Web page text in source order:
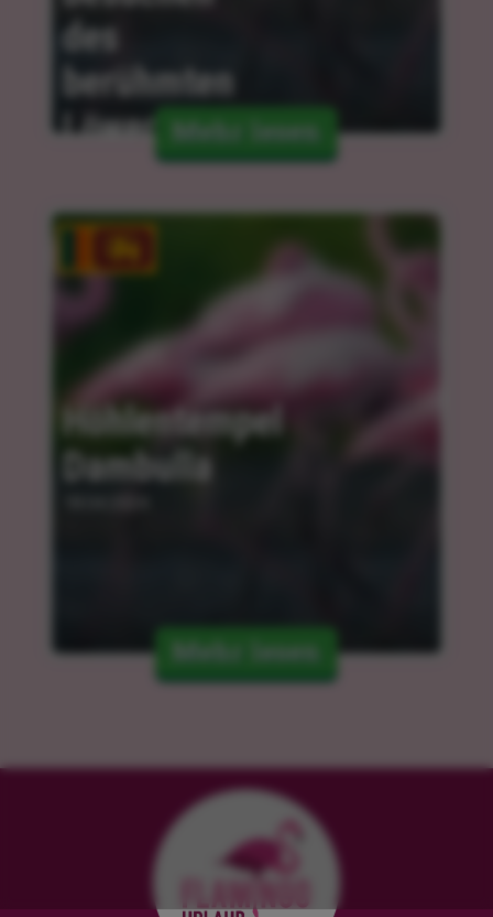
des
berühmten
Löwenfelsens
Mehr lesen
Höhlentempel
Dambulla
Mehr lesen